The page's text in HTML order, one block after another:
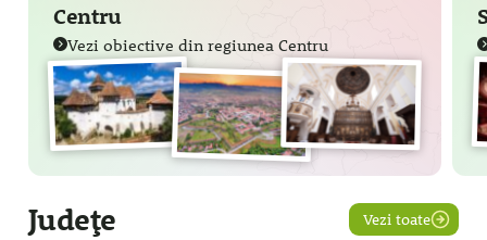
Centru
Vezi obiective din regiunea Centru
Județe Vezi toate